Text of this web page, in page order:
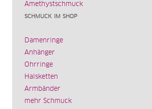
Amethystschmuck
SCHMUCK IM SHOP
Damenringe
Anhänger
Ohrringe
Halsketten
Armbänder
mehr Schmuck